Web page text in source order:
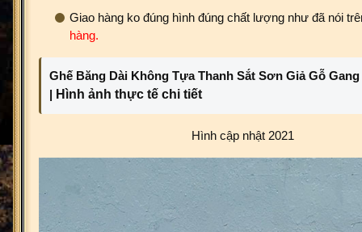
Giao hàng ko đúng hình đúng chất lượng như đã nói
hàng.
Ghế Băng Dài Không Tựa Thanh Sắt Sơn Giả Gỗ
| Hình ảnh thực tế chi tiết
Hình cập nhật 2021